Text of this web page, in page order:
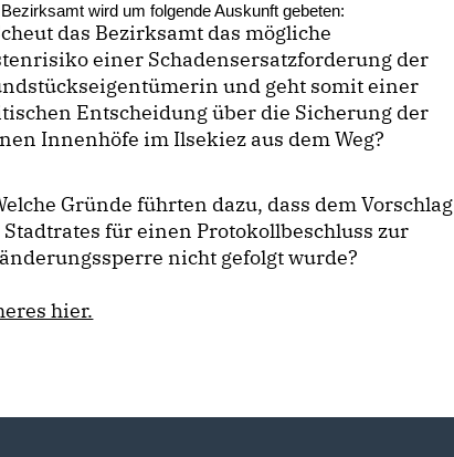
wird um folgende Auskunft gebeten:
das Bezirksamt das mögliche
einer Schadensersatzforderung der
und geht somit einer
Entscheidung über die Sicherung der
Innenhöfe im Ilsekiez aus dem Weg?
Gründe führten dazu, dass dem Vorschlag
Stadtrates für einen Protokollbeschluss zur
nicht gefolgt wurde?
hier.